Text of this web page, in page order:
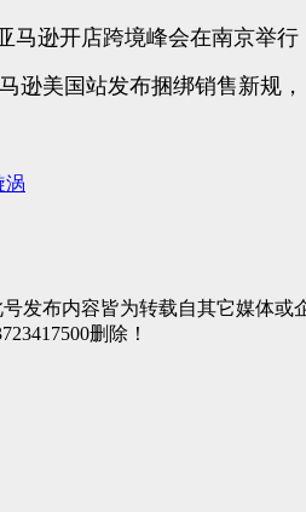
马逊开店跨境峰会在南京举
美国站发布捆绑销售新规
涡
发布内容皆为转载自其它媒体
删除！